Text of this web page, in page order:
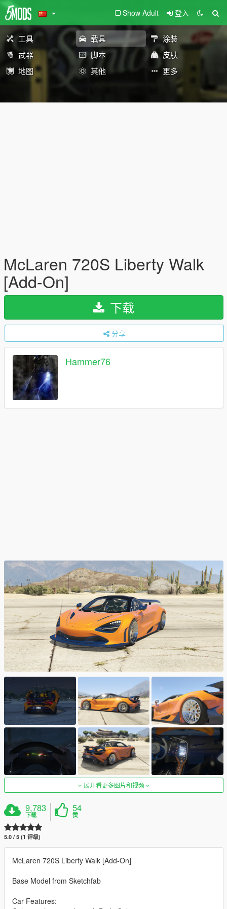
Show Adult 登入
工具 载具
涂装
武器
脚本
皮肤
地图
其他 更多
McLaren 720S Liberty Walk
[Add-On]
下载
分享
Hammer76
展开看更多图片和视频
9,783
下载
54
赞
5.0 / 5 (1 评级)
McLaren 720S Liberty Walk [Add-On]
Base Model from Sketchfab
Car Features: